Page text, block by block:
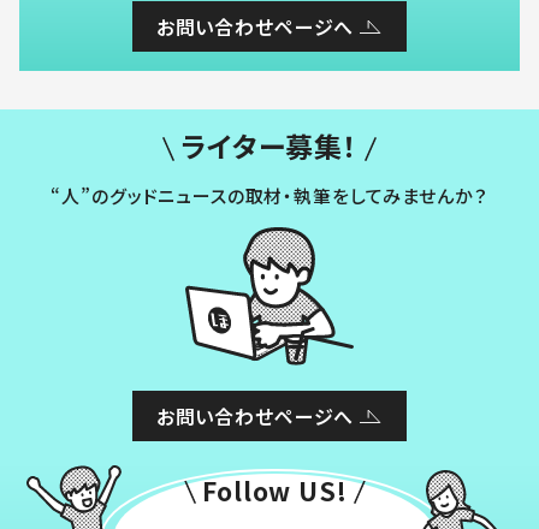
お問い合わせページへ
ライター募集！
“人”のグッドニュースの取材・執筆をしてみませんか？
お問い合わせページへ
Follow US!